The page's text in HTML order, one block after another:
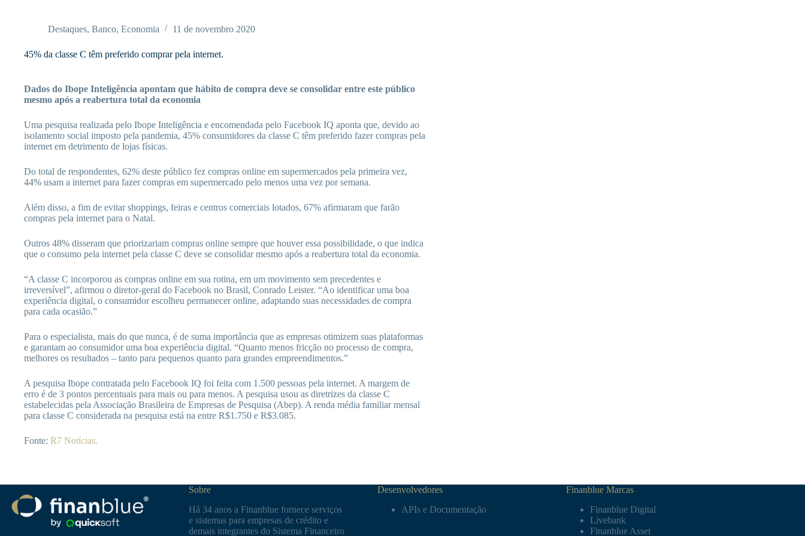
Destaques, Banco, Economia 11 de novembro 2020
45% da classe C têm preferido comprar pela internet.
Dados do Ibope Inteligência apontam que hábito de compra deve se consolidar entre este público
mesmo após a reabertura total da economia
Uma pesquisa realizada pelo Ibope Inteligência e encomendada pelo Facebook IQ aponta que, devido ao
isolamento social imposto pela pandemia, 45% consumidores da classe C têm preferido fazer compras pela
internet em detrimento de lojas físicas.
Do total de respondentes, 62% deste público fez compras online em supermercados pela primeira vez,
44% usam a internet para fazer compras em supermercado pelo menos uma vez por semana.
Além disso, a fim de evitar shoppings, feiras e centros comerciais lotados, 67% afirmaram que farão
compras pela internet para o Natal.
Outros 48% disseram que priorizariam compras online sempre que houver essa possibilidade, o que indica
que o consumo pela internet pela classe C deve se consolidar mesmo após a reabertura total da economia.
“A classe C incorporou as compras online em sua rotina, em um movimento sem precedentes e
irreversível”, afirmou o diretor-geral do Facebook no Brasil, Conrado Leister. “Ao identificar uma boa
experiência digital, o consumidor escolheu permanecer online, adaptando suas necessidades de compra
para cada ocasião.”
Para o especialista, mais do que nunca, é de suma importância que as empresas otimizem suas plataformas
e garantam ao consumidor uma boa experiência digital. “Quanto menos fricção no processo de compra,
melhores os resultados – tanto para pequenos quanto para grandes empreendimentos.”
A pesquisa Ibope contratada pelo Facebook IQ foi feita com 1.500 pessoas pela internet. A margem de
erro é de 3 pontos percentuais para mais ou para menos. A pesquisa usou as diretrizes da classe C
estabelecidas pela Associação Brasileira de Empresas de Pesquisa (Abep). A renda média familiar mensal
para classe C considerada na pesquisa está na entre R$1.750 e R$3.085.
Fonte: R7 Notícias.
Sobre
Há 34 anos a Finanblue fornece serviços
e sistemas para empresas de crédito e
demais integrantes do Sistema Financeiro
Desenvolvedores
APIs e Documentação
Finanblue Marcas
Finanblue Digital
Livebank
Finanblue Asset